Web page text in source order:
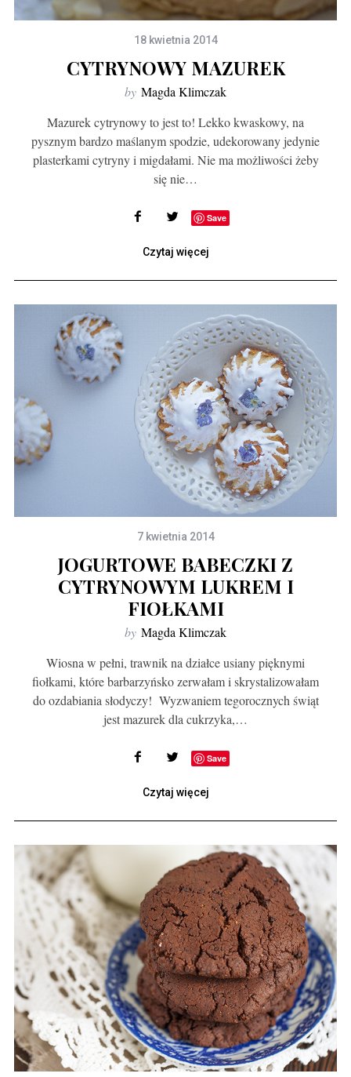
18 kwietnia 2014
CYTRYNOWY MAZUREK
by Magda Klimczak
Mazurek cytrynowy to jest to! Lekko kwaskowy, na
pysznym bardzo maślanym spodzie, udekorowany jedynie
plasterkami cytryny i migdałami. Nie ma możliwości żeby
się nie…
Save
Czytaj więcej
7 kwietnia 2014
JOGURTOWE BABECZKI Z
CYTRYNOWYM LUKREM I
FIOŁKAMI
by Magda Klimczak
Wiosna w pełni, trawnik na działce usiany pięknymi
fiołkami, które barbarzyńsko zerwałam i skrystalizowałam
do ozdabiania słodyczy! Wyzwaniem tegorocznych świąt
jest mazurek dla cukrzyka,…
Save
Czytaj więcej